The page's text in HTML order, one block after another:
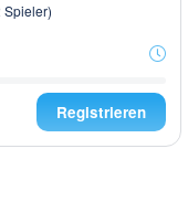
Spieler)
Registrieren